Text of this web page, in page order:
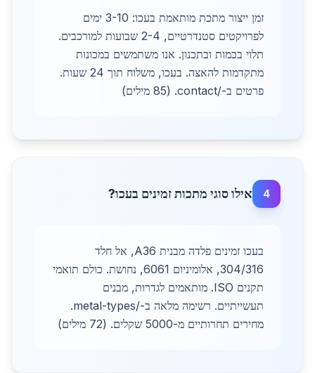
זמן ייצור מתכת מותאמת בעכו: 3-10 ימים
לפרויקטים סטנדרטיים, 2-4 שבועות למורכבים.
תלוי בכמות ובתכנון. אנו משתמשים במכונות
מתקדמות להאצה. בעכו, משלוח תוך 24 שעות.
פרטים ב-/contact. (85 מילים)
4 אילו סוגי מתכות זמינים בעכו?
בעכו זמינים פלדה מבנית A36, אל חלד
304/316, אלומיניום 6061, נחושת. כולם תואמי
תקנים ISO. מותאמים לגדרות, מבנים
תעשייתיים. רשימה מלאה ב-/metal-types.
מחירים תחרותיים מ-5000 שקלים. (72 מילים)